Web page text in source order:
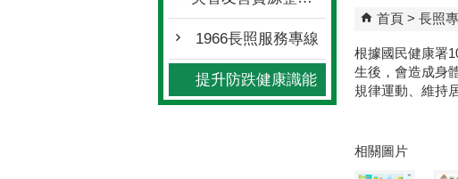
1966長照服務專線
提升防跌健康識能
首頁 長照
根據國民健康署
生後，會造成身
規律運動、維持
相關圖片